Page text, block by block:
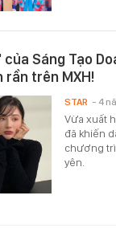
Sáng Tạo
rần trên MXH!
Vừa xuất
đã khiến
chương
yên.
STAR - 4